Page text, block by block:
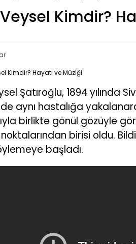
Veysel Kimdir?
Şatıroğlu, 1894
aynı hastalığa
birlikte gönül gözüyle
birisi oldu.
başladı.